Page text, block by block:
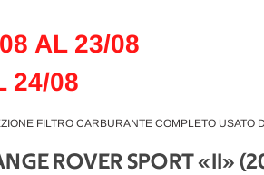
AL 23/08
24/08
FILTRO CARBURANTE COMPLETO USATO
ROVER SPORT «II»